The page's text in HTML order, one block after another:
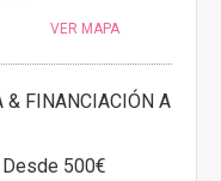
VER MAPA
& FINANCIACIÓN A
Desde 500€